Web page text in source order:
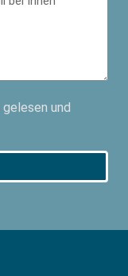
gelesen und